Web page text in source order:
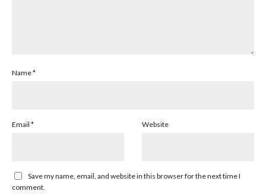
Name*
Email * Website
Save my name, email, and website in this browser for the next time I
comment.